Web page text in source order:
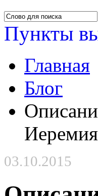
Пункты
Главная
Блог
03.10.2015